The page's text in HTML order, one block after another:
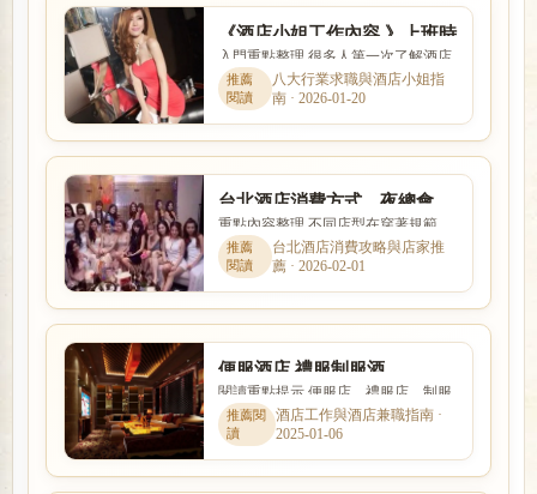
《酒店小姐工作內容 》上班時
間、薪水收入、出場接S性交
易問題?
入門重點整理 很多人第一次了解酒店
工作時，最在意的就是收入怎麼計
算、是否可以日領現領，以及...
八大行業求職與酒店小姐指
南 · 2026-01-20
台北酒店消費方式、夜總會、
陪酒小姐、制服店、禮服店、
便服店推薦
重點內容整理 不同店型在穿著規範、
互動方式、價格定位與工作要求上都
有差別。本篇以「台北酒店...
台北酒店消費攻略與店家推
薦 · 2026-02-01
便服酒店,禮服制服酒
店,PianoBar,酒吧ktv派對商務
伴遊
閱讀重點提示 便服店、禮服店、制服
店與日式酒吧的消費方式、工作內容
與客群定位都不相同。本文...
酒店工作與酒店兼職指南 ·
2025-01-06